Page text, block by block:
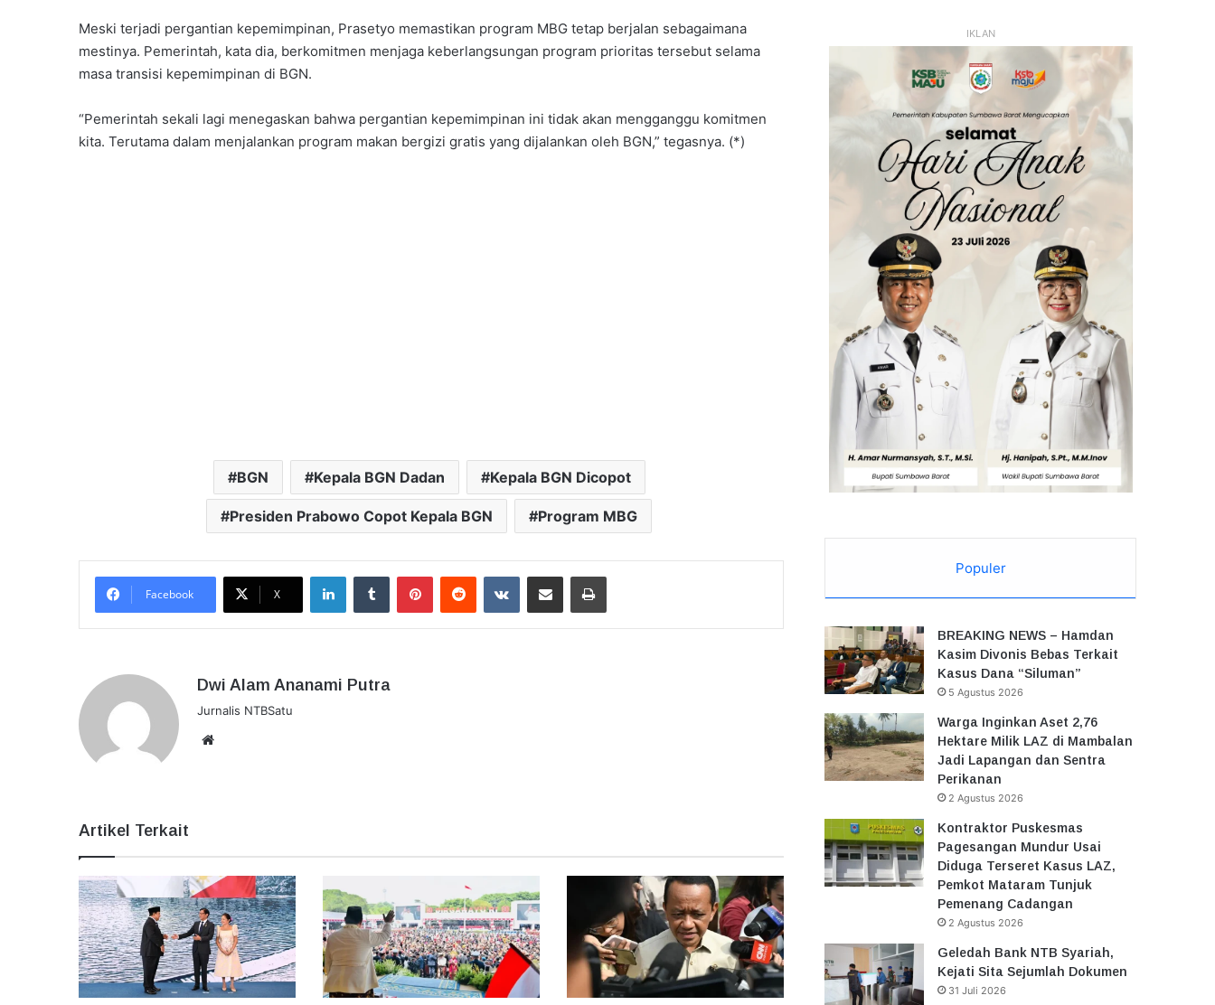
Meski terjadi pergantian kepemimpinan, Prasetyo memastikan program MBG tetap berjalan sebagaimana
mestinya. Pemerintah, kata dia, berkomitmen menjaga keberlangsungan program prioritas tersebut selama
masa transisi kepemimpinan di BGN.
“Pemerintah sekali lagi menegaskan bahwa pergantian kepemimpinan ini tidak akan mengganggu komitmen
kita. Terutama dalam menjalankan program makan bergizi gratis yang dijalankan oleh BGN,” tegasnya. (*)
BGN Kepala BGN Dadan Kepala BGN Dicopot
Presiden Prabowo Copot Kepala BGN Program MBG
Facebook X
LinkedInTumblr PinterestReddit VKontakteBagikan Lewat Email Cetak
Dwi Alam Ananami Putra
Jurnalis NTBSatu
Artikel Terkait
IKLAN
Populer
BREAKING NEWS – Hamdan
Kasim Divonis Bebas Terkait
Kasus Dana “Siluman”
5 Agustus 2026
Warga Inginkan Aset 2,76
Hektare Milik LAZ di Mambalan
Jadi Lapangan dan Sentra
Perikanan
2 Agustus 2026
Kontraktor Puskesmas
Pagesangan Mundur Usai
Diduga Terseret Kasus LAZ,
Pemkot Mataram Tunjuk
Pemenang Cadangan
2 Agustus 2026
Geledah Bank NTB Syariah,
Kejati Sita Sejumlah Dokumen
31 Juli 2026